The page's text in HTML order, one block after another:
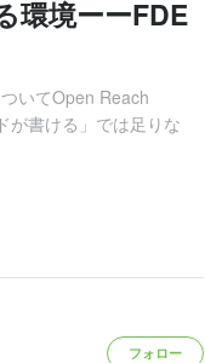
環境ーーFDE
いてOpen Reach
が書ける」では足りな
フォロー